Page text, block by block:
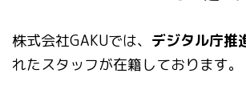
株式会社GAKUでは、 デジタル庁推
れたスタッフが在籍しております。